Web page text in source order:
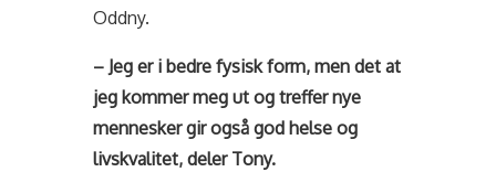
Oddny.
– Jeg er i bedre fysisk form, men det at
jeg kommer meg ut og treffer nye
mennesker gir også god helse og
livskvalitet, deler Tony.